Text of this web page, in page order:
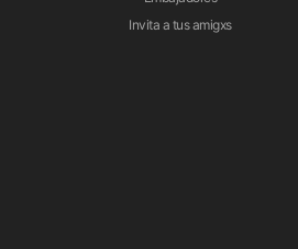
Invita a tus amigxs